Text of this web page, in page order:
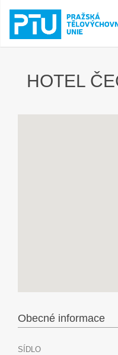
HOTEL
Obecné informace
SÍDLO